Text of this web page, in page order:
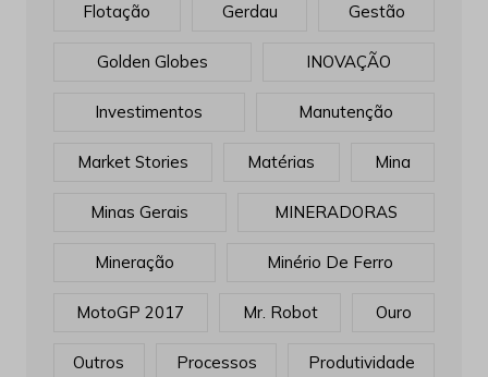
Flotação Gerdau Gestão
Golden Globes INOVAÇÃO
Investimentos Manutenção
Market Stories Matérias Mina
Minas Gerais MINERADORAS
Mineração Minério De Ferro
MotoGP 2017 Mr. Robot Ouro
Outros Processos Produtividade